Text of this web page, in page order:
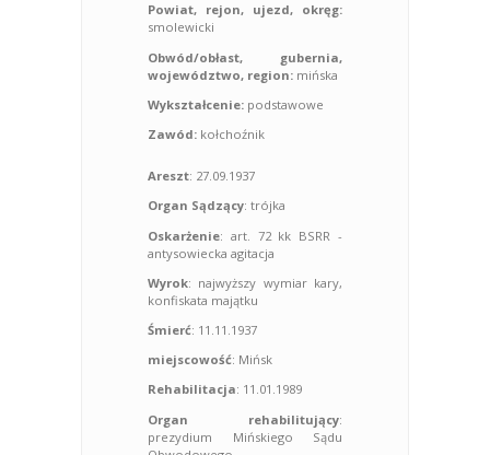
Powiat, rejon, ujezd, okręg:
smolewicki
Obwód/obłast, gubernia,
województwo, region: mińska
Wykształcenie: podstawowe
Zawód: kołchoźnik
Areszt: 27.09.1937
Organ Sądzący: trójka
Oskarżenie: art. 72 kk BSRR -
antysowiecka agitacja
Wyrok: najwyższy wymiar kary,
konfiskata majątku
Śmierć: 11.11.1937
miejscowość: Mińsk
Rehabilitacja: 11.01.1989
Organ rehabilitujący:
prezydium Mińskiego Sądu